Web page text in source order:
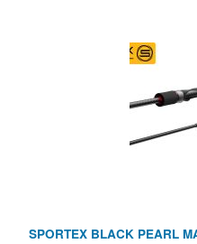
SPORTEX BLACK PEARL